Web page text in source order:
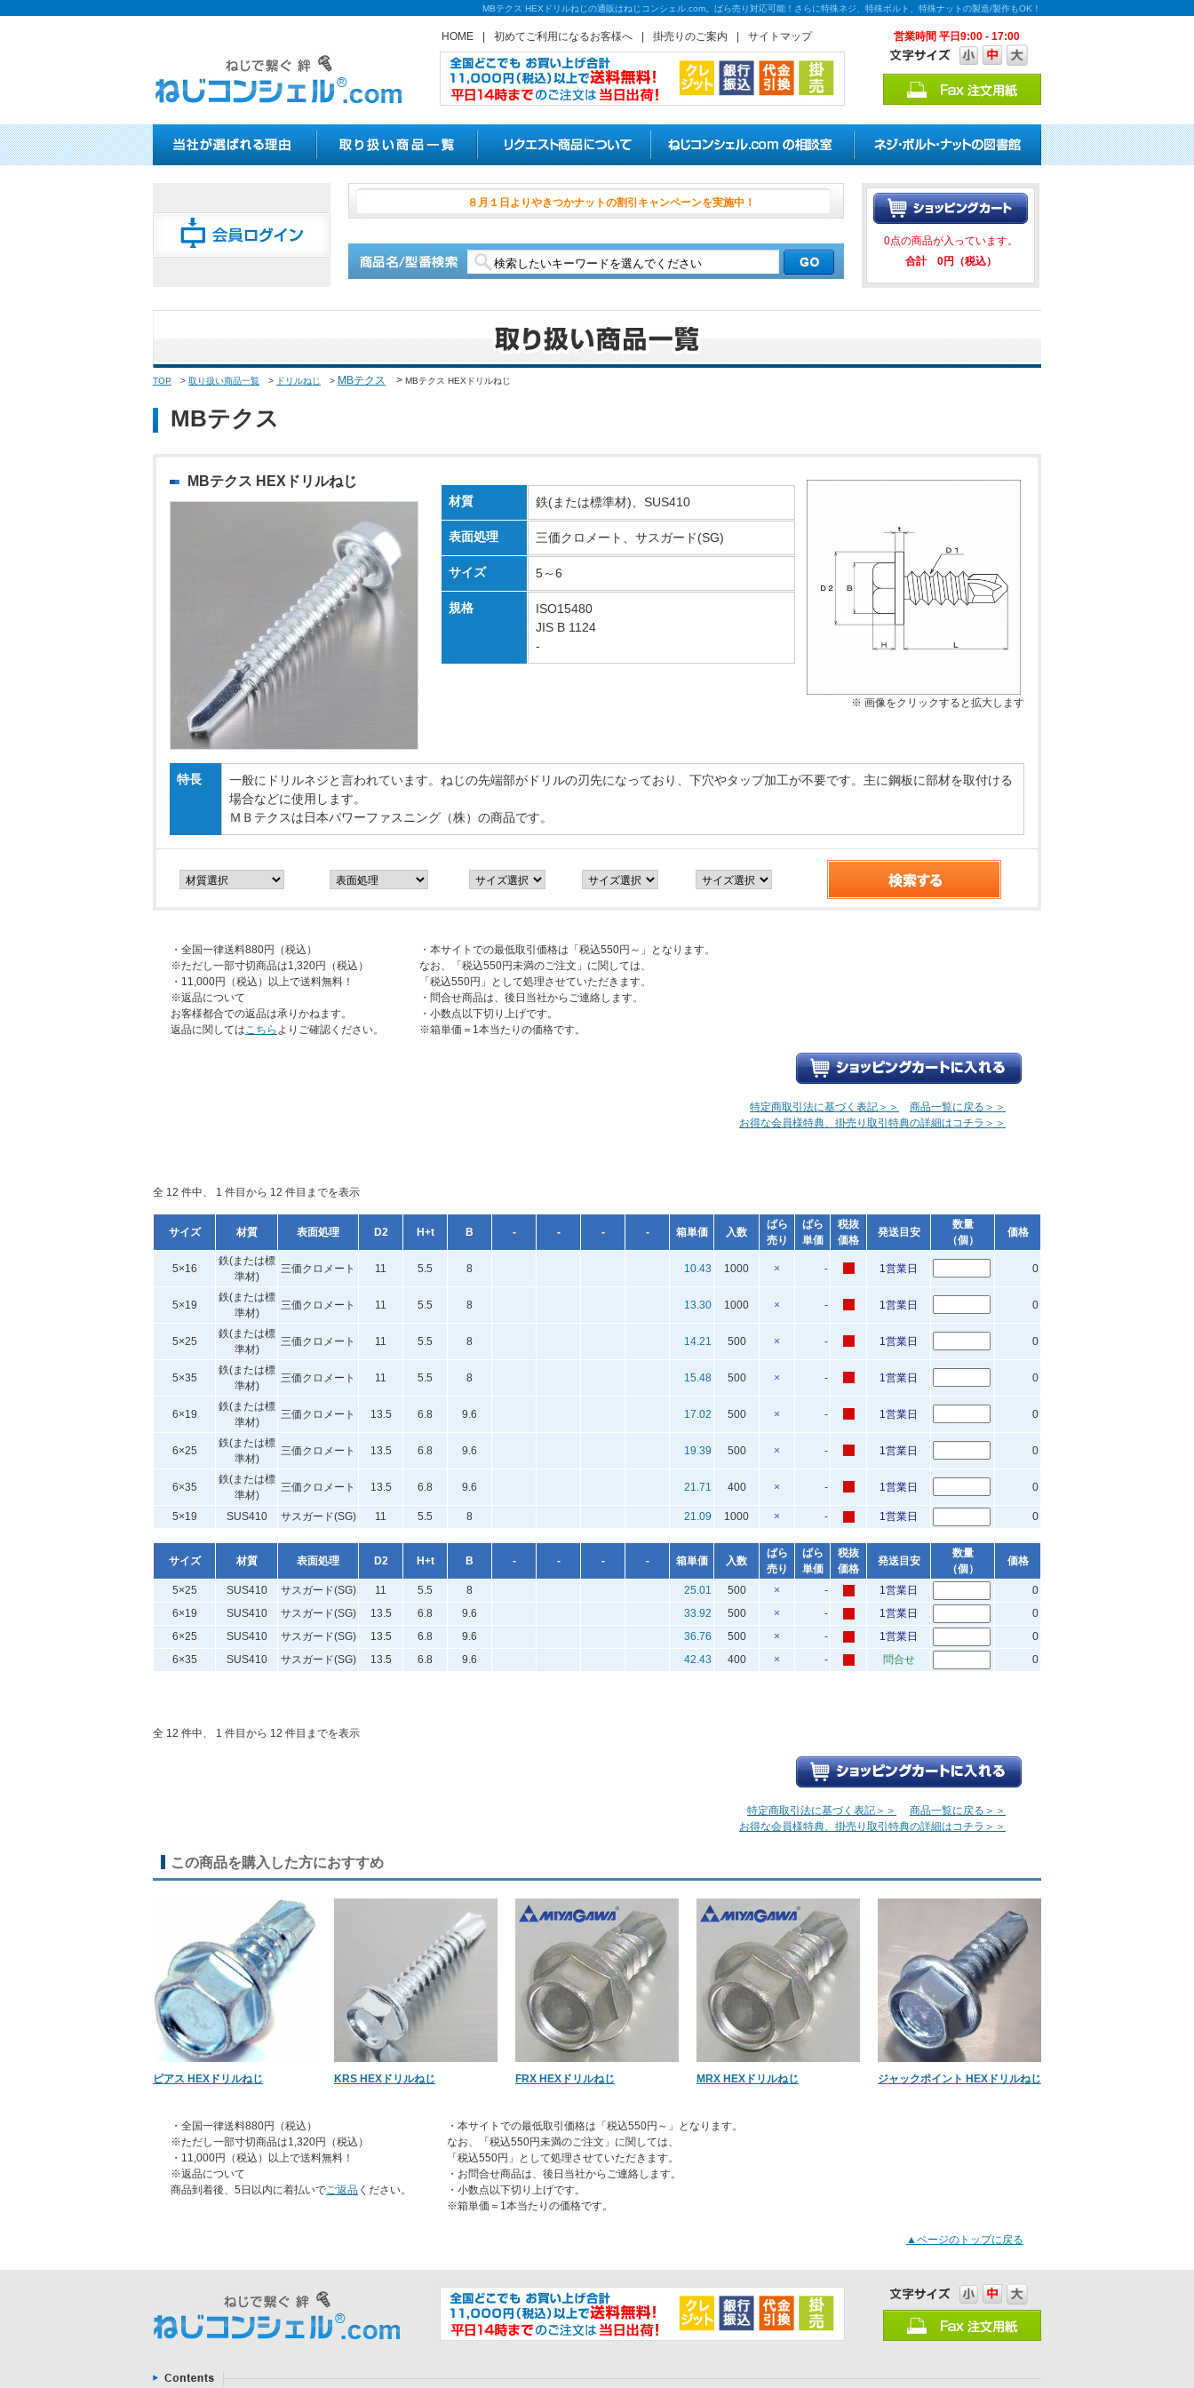
MBテクス HEXドリルねじの通販はねじコンシェル.com。ばら売り対応可能！さらに特殊ネジ、特殊ボルト、特殊ナットの製造/製作もOK！
HOME 初めてご利用になるお客様へ 掛売りのご案内 サイトマップ 営業時間 平日9:00 - 17:00
８月１日よりやきつかナットの割引キャンペーンを実施中
0点の商品が入っています。
合計 0円（税込）
TOP > 取り扱い商品一覧 > ドリルねじ > MBテクス > MBテクス HEXドリルねじ
MBテクス
MBテクス HEXドリルねじ
材質 鉄(または標準材)、SUS410
表面処理 三価クロメート、サスガード(SG)
サイズ 5～6
規格
ISO15480
JIS B 1124
-
※ 画像をクリックすると拡大します
特長
一般にドリルネジと言われています。ねじの先端部がドリルの刃先になっており、下穴やタップ加工が不要です。主に鋼板に部材を取付ける
場合などに使用します。
ＭＢテクスは日本パワーファスニング（株）の商品です。
・全国一律送料880円（税込）
※ただし一部寸切商品は1,320円（税込）
・11,000円（税込）以上で送料無料！
※返品について
お客様都合での返品は承りかねます。
返品に関してはこちら よりご確認ください。
・本サイトでの最低取引価格は「税込550円～」となります。
なお、「税込550円未満のご注文」に関しては、
「税込550円」として処理させていただきます。
・問合せ商品は、後日当社からご連絡します。
・小数点以下切り上げです。
※箱単価＝1本当たりの価格です。
特定商取引法に基づく表記＞＞
商品一覧に戻る＞＞
お得な会員様特典、掛売り取引特典の詳細はコチラ＞＞
全 12 件中、 1 件目から 12 件目までを表示
サイズ 材質 表面処理 D2 H+t B - - - - 箱単価 入数
ばら
売り
ばら
単価
税抜
価格
発送目安
数量
（個）
価格
5×16
鉄(または標
準材)
三価クロメート 11 5.5 8 10.43 1000 × - 1営業日 0
5×19
鉄(または標
準材)
三価クロメート 11 5.5 8 13.30 1000 × - 1営業日 0
5×25
鉄(または標
準材)
三価クロメート 11 5.5 8 14.21 500 × - 1営業日 0
5×35
鉄(または標
準材)
三価クロメート 11 5.5 8 15.48 500 × - 1営業日 0
6×19
鉄(または標
準材)
三価クロメート 13.5 6.8 9.6 17.02 500 × - 1営業日 0
6×25
鉄(または標
準材)
三価クロメート 13.5 6.8 9.6 19.39 500 × - 1営業日 0
6×35
鉄(または標
準材)
三価クロメート 13.5 6.8 9.6 21.71 400 × - 1営業日 0
5×19 SUS410 サスガード(SG) 11 5.5 8 21.09 1000 × - 1営業日 0
サイズ 材質 表面処理 D2 H+t B - - - - 箱単価 入数
ばら
売り
ばら
単価
税抜
価格
発送目安
数量
（個）
価格
5×25 SUS410 サスガード(SG) 11 5.5 8 25.01 500 × - 1営業日
0
6×19
SUS410 サスガード(SG) 13.5 6.8 9.6 33.92 500 × - 1営業日
0
6×25
SUS410 サスガード(SG) 13.5 6.8 9.6 36.76 500 × - 1営業日
0
6×35
SUS410 サスガード(SG) 13.5 6.8 9.6 42.43 400 × - 問合せ 0
全 12 件中、 1 件目から 12 件目までを表示
特定商取引法に基づく表記＞＞
商品一覧に戻る＞＞
お得な会員様特典、掛売り取引特典の詳細はコチラ＞＞
この商品を購入した方におすすめ
ピアス HEXドリルねじ KRS HEXドリルねじ FRX HEXドリルねじ MRX HEXドリルねじ ジャックポイント HEXドリルねじ
・全国一律送料880円（税込）
※ただし一部寸切商品は1,320円（税込）
・11,000円（税込）以上で送料無料！
※返品について
商品到着後、5日以内に着払いでご返品 ください。
・本サイトでの最低取引価格は「税込550円～」となります。
なお、「税込550円未満のご注文」に関しては、
「税込550円」として処理させていただきます。
・お問合せ商品は、後日当社からご連絡します。
・小数点以下切り上げです。
※箱単価＝1本当たりの価格です。
▲ページのトップに戻る